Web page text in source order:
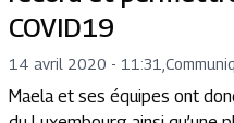
COVID19
14 avril 2020 - 11:31
Maela et ses équipes ont